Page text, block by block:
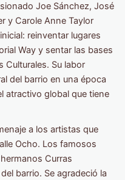
Joe Sánchez, José
y Carole Anne Taylor
reinventar lugares
Way y sentar las bases
Culturales. Su labor
del barrio en una época
atractivo global que tiene
a los artistas que
Ocho. Los famosos
Curras
barrio. Se agradeció la